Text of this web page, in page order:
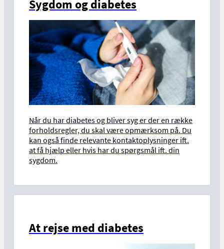
Sygdom og diabetes
Når du har diabetes og bliver syg er der en række
forholdsregler, du skal være opmærksom på. Du
kan også finde relevante kontaktoplysninger ift.
at få hjælp eller hvis har du spørgsmål ift. din
sygdom.
At rejse med diabetes